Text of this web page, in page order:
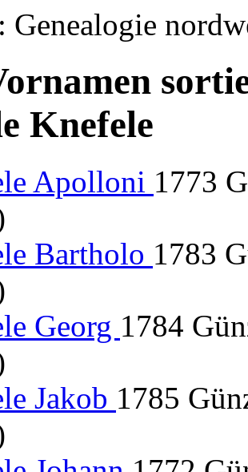
Genealogie
Knefele
Apolloni 1773
Bartholo 1783
Georg 1784
Jakob 1785